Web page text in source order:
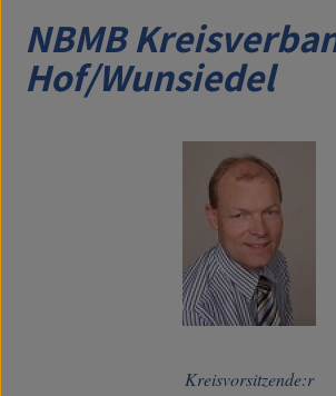
NBMB
Hof/Wunsiedel
Kreisvorsitzende:r